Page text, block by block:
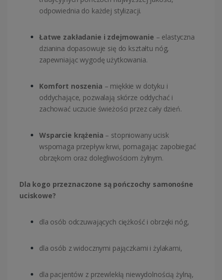
odpowiednia do każdej stylizacji.
Łatwe zakładanie i zdejmowanie – elastyczna
dzianina dopasowuje się do kształtu nóg,
zapewniając wygodę użytkowania.
Komfort noszenia – miękkie w dotyku i
oddychające, pozwalają skórze oddychać i
zachować uczucie świeżości przez cały dzień.
Wsparcie krążenia – stopniowany ucisk
wspomaga przepływ krwi, pomagając zapobiegać
obrzękom oraz dolegliwościom żylnym.
Dla kogo przeznaczone są pończochy samonośne
uciskowe?
dla osób odczuwających ciężkość i obrzęki nóg,
dla osób z widocznymi pajączkami i żylakami,
dla pacjentów z przewlekłą niewydolnością żylną,